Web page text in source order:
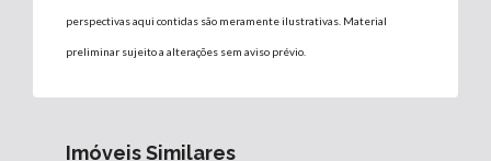
perspectivas aqui contidas são meramente ilustrativas. Material
preliminar sujeito a alterações sem aviso prévio.
Imóveis Similares